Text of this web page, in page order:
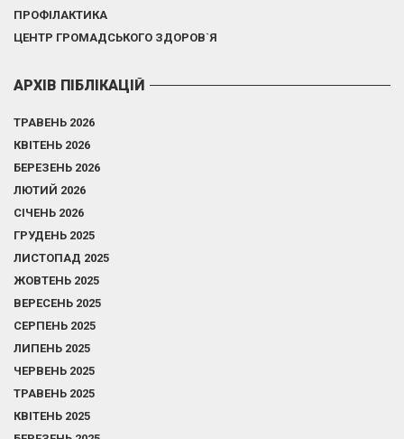
ПРОФІЛАКТИКА
ЦЕНТР ГРОМАДСЬКОГО ЗДОРОВ`Я
АРХІВ ПІБЛІКАЦІЙ
ТРАВЕНЬ 2026
КВІТЕНЬ 2026
БЕРЕЗЕНЬ 2026
ЛЮТИЙ 2026
СІЧЕНЬ 2026
ГРУДЕНЬ 2025
ЛИСТОПАД 2025
ЖОВТЕНЬ 2025
ВЕРЕСЕНЬ 2025
СЕРПЕНЬ 2025
ЛИПЕНЬ 2025
ЧЕРВЕНЬ 2025
ТРАВЕНЬ 2025
КВІТЕНЬ 2025